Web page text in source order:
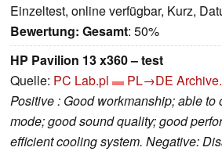
Einzeltest, online verfügbar, Kurz,
Bewertung: Gesamt: 50%
HP Pavilion 13 x360 – test
Quelle: PC Lab.pl PL→DE
Positive : Good workmanship; able to
mode; good sound quality; good
efficient cooling system. Negative: